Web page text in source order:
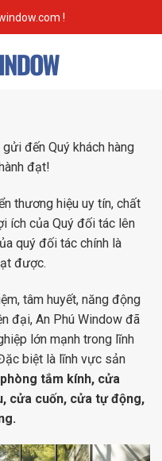
!
gửi đến Quý khách hàng
đạt!
thương hiệu uy tín, chất
ích của Quý đối tác lên
quý đối tác chính là
được.
tâm huyết, năng động
đại, An Phú Window đã
lớn mạnh trong lĩnh
biệt là lĩnh vực sản
tắm kính, cửa
cửa cuốn, cửa tự động,